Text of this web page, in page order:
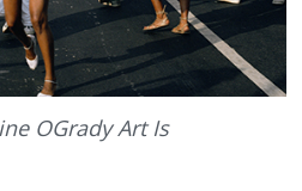
OGrady Art Is